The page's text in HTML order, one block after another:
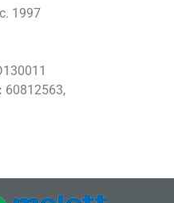
1997
60812563,